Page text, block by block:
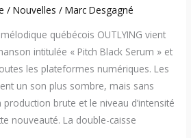
/Nouvelles /Marc Desgagné
québécois OUTLYING vient
intitulée « Pitch Black Serum » et
les plateformes numériques. Les
un son plus sombre, mais sans
production brute et le niveau d’intensité
nouveauté. La double-caisse